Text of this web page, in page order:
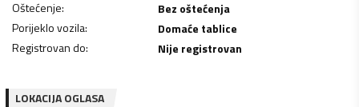
Oštećenje:
Bez oštećenja
Porijeklo vozila:
Domaće tablice
Registrovan do: Nije registrovan
LOKACIJA OGLASA